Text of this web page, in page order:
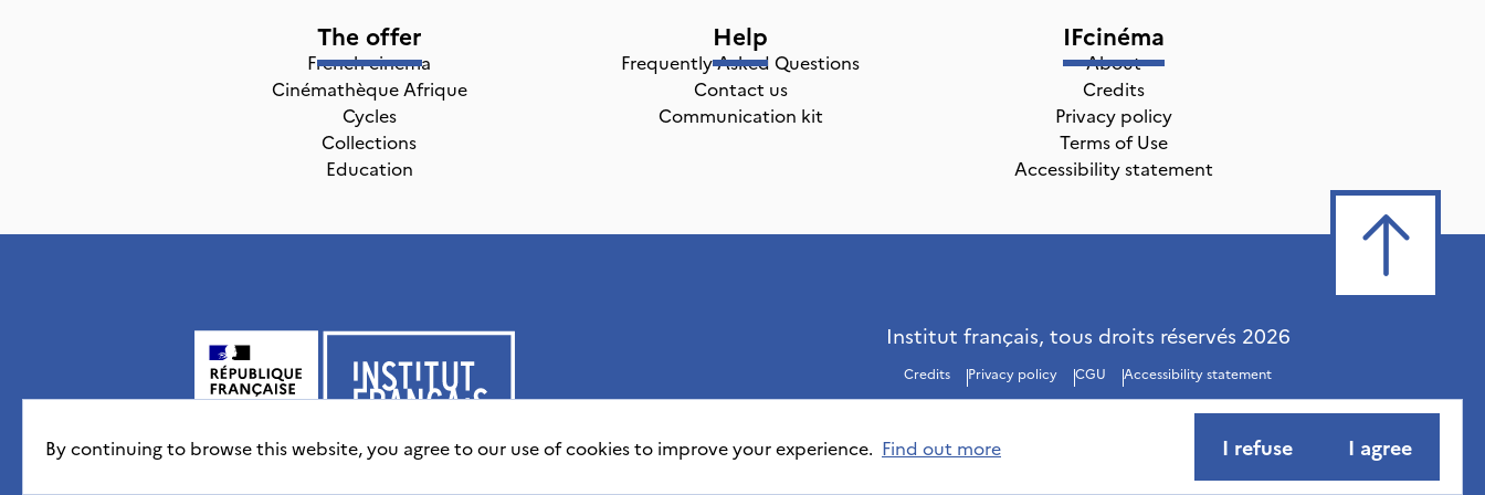
By continuing to browse this website, you agree to our use of cookies to improve your experience. Find out more I refuse I agree
The offer
French cinema
Cinémathèque Afrique
Cycles
Collections
Education
Help
Frequently Asked Questions
Contact us
Communication kit
IFcinéma
About
Credits
Privacy policy
Terms of Use
Accessibility statement
Institut français, tous droits réservés 2026
Credits Privacy policy CGU Accessibility statement